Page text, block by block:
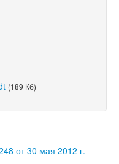
(189 Кб)
от 30 мая 2012 г.